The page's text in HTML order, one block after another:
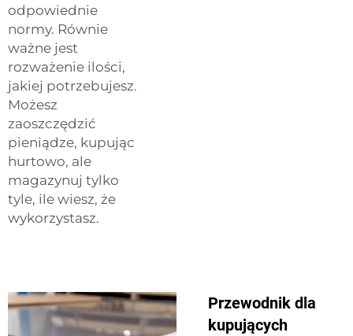
odpowiednie
normy. Równie
ważne jest
rozważenie ilości,
jakiej potrzebujesz.
Możesz
zaoszczędzić
pieniądze, kupując
hurtowo, ale
magazynuj tylko
tyle, ile wiesz, że
wykorzystasz.
Przewodnik dla
kupujących